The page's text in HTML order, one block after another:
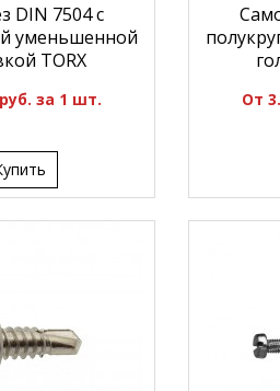
DIN 7504 с
уменьшенной
TORX
за 1 шт. От